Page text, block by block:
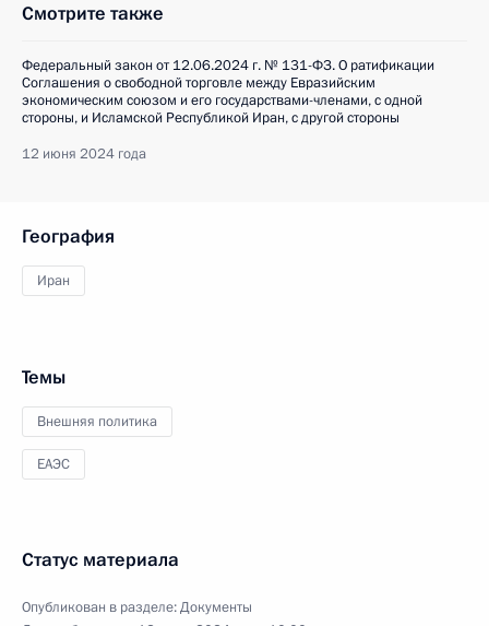
Смотрите также
Федеральный закон от 12.06.2024 г. № 131-ФЗ. О ратификации
Соглашения о свободной торговле между Евразийским
экономическим союзом и его государствами-членами, с одной
стороны, и Исламской Республикой Иран, с другой стороны
12 июня 2024 года
География
Иран
Темы
Внешняя политика
ЕАЭС
Статус материала
Опубликован в разделе:Документы